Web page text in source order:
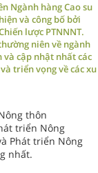
Ngành hàng Cao su
và công bố bởi
lược PTNNNT.
niên về ngành
cập nhật nhất các
triển vọng về các xu
thôn
triển Nông
Phát triển Nông
nhất.